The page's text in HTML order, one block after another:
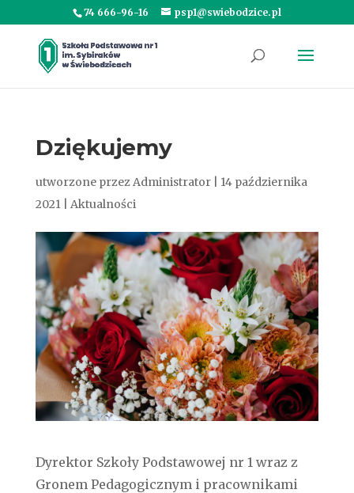
74 666-96-16 psp1@swiebodzice.pl
Dziękujemy
utworzone przezAdministrator| 14 października
2021| Aktualności
Dyrektor Szkoły Podstawowej nr 1 wraz z
Gronem Pedagogicznym i pracownikami